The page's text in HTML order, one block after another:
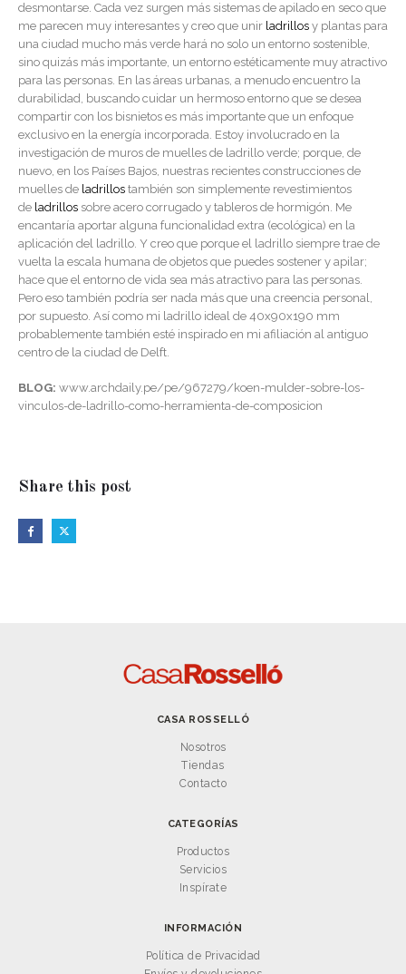
desmontarse. Cada vez surgen más sistemas de apilado en seco que
me parecen muy interesantes y creo que unir ladrillos y plantas para
una ciudad mucho más verde hará no solo un entorno sostenible,
sino quizás más importante, un entorno estéticamente muy atractivo
para las personas. En las áreas urbanas, a menudo encuentro la
durabilidad, buscando cuidar un hermoso entorno que se desea
compartir con los bisnietos es más importante que un enfoque
exclusivo en la energía incorporada. Estoy involucrado en la
investigación de muros de muelles de ladrillo verde; porque, de
nuevo, en los Países Bajos, nuestras recientes construcciones de
muelles de ladrillos también son simplemente revestimientos
de ladrillos sobre acero corrugado y tableros de hormigón. Me
encantaría aportar alguna funcionalidad extra (ecológica) en la
aplicación del ladrillo. Y creo que porque el ladrillo siempre trae de
vuelta la escala humana de objetos que puedes sostener y apilar;
hace que el entorno de vida sea más atractivo para las personas.
Pero eso también podría ser nada más que una creencia personal,
por supuesto. Así como mi ladrillo ideal de 40x90x190 mm
probablemente también esté inspirado en mi afiliación al antiguo
centro de la ciudad de Delft.
BLOG: www.archdaily.pe/pe/967279/koen-mulder-sobre-los-
vinculos-de-ladrillo-como-herramienta-de-composicion
Share this post
CASA ROSSELLÓ
Nosotros
Tiendas
Contacto
CATEGORÍAS
Productos
Servicios
Inspírate
INFORMACIÓN
Política de Privacidad